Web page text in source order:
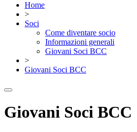
Home
>
Soci
Come diventare socio
Informazioni generali
Giovani Soci BCC
>
Giovani Soci BCC
Giovani Soci BCC